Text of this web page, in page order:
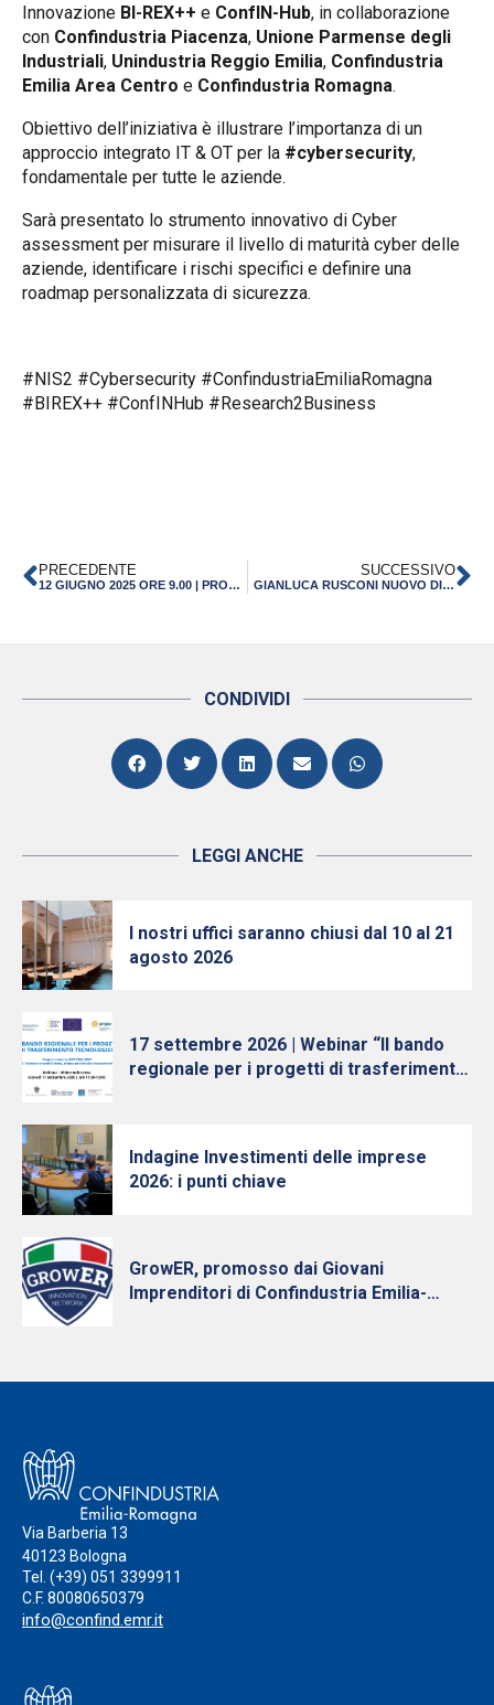
Innovazione BI-REX++ e ConfIN-Hub, in collaborazione
con Confindustria Piacenza, Unione Parmense degli
Industriali, Unindustria Reggio Emilia, Confindustria
Emilia Area Centro e Confindustria Romagna.
Obiettivo dell’iniziativa è illustrare l’importanza di un
approccio integrato IT & OT per la #cybersecurity,
fondamentale per tutte le aziende.
Sarà presentato lo strumento innovativo di Cyber
assessment per misurare il livello di maturità cyber delle
aziende, identificare i rischi specifici e definire una
roadmap personalizzata di sicurezza.
#NIS2 #Cybersecurity #ConfindustriaEmiliaRomagna
#BIREX++ #ConfINHub #Research2Business
PRECEDENTE
12 GIUGNO 2025 ORE 9.00 | PROGETTO THAMM PLUS PER LA MOBILITÀ DI LAVORATORI QUALIFICATI DAL MAROCCO
SUCCESSIVO
GIANLUCA RUSCONI NUOVO DIRETTORE GENERALE DI CONFINDUSTRIA EMILIA-ROMAGNA
CONDIVIDI
LEGGI ANCHE
I nostri uffici saranno chiusi dal 10 al 21
agosto 2026
17 settembre 2026 | Webinar “Il bando
regionale per i progetti di trasferimento
Indagine Investimenti delle imprese
2026: i punti chiave
GrowER, promosso dai Giovani
Imprenditori di Confindustria Emilia-
Via Barberia 13
40123 Bologna
Tel. (+39) 051 3399911
C.F. 80080650379
info@confind.emr.it